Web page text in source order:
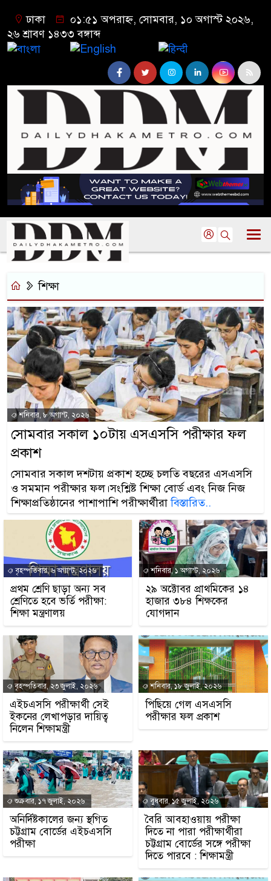
ঢাকা
০১:৫১ অপরাহ্ন, সোমবার, ১০ অগাস্ট ২০২৬,
২৬ শ্রাবণ ১৪৩৩ বঙ্গাব্দ
শিক্ষা
শনিবার, ৮ অগাস্ট, ২০২৬
সোমবার সকাল ১০টায় এসএসসি পরীক্ষার ফল
প্রকাশ
সোমবার সকাল দশটায় প্রকাশ হচ্ছে চলতি বছরের এসএসসি
ও সমমান পরীক্ষার ফল।সংশ্লিষ্ট শিক্ষা বোর্ড এবং নিজ নিজ
শিক্ষাপ্রতিষ্ঠানের পাশাপাশি পরীক্ষার্থীরাবিস্তারিত..
বৃহস্পতিবার, ৬ অগাস্ট, ২০২৬
প্রথম শ্রেণি ছাড়া অন্য সব
শ্রেণিতে হবে ভর্তি পরীক্ষা:
শিক্ষা মন্ত্রণালয়
শনিবার, ১ অগাস্ট, ২০২৬
২৯ অক্টোবর প্রাথমিকের ১৪
হাজার ৩৮৪ শিক্ষকের
যোগদান
বৃহস্পতিবার, ২৩ জুলাই, ২০২৬
এইচএসসি পরীক্ষার্থী সেই
ইকনের লেখাপড়ার দায়িত্ব
নিলেন শিক্ষামন্ত্রী
শনিবার, ১৮ জুলাই, ২০২৬
পিছিয়ে গেল এসএসসি
পরীক্ষার ফল প্রকাশ
শুক্রবার, ১৭ জুলাই, ২০২৬
অনির্দিষ্টকালের জন্য স্থগিত
চট্টগ্রাম বোর্ডের এইচএসসি
পরীক্ষা
বুধবার, ১৫ জুলাই, ২০২৬
বৈরি আবহাওয়ায় পরীক্ষা
দিতে না পার‍া পরীক্ষার্থীরা
চট্টগ্রাম বোর্ডের সঙ্গে পরীক্ষা
দিতে পারবে : শিক্ষামন্ত্রী